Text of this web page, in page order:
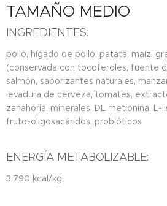
TAMAÑO MEDIO
INGREDIENTES:
pollo, hígado de pollo, patata, maíz,
(conservada con tocoferoles, fuente
salmón, saborizantes naturales,
levadura de cerveza, tomates,
zanahoria, minerales, DL metionina, L-
fruto-oligosacáridos, probióticos
ENERGÍA METABOLIZABLE:
3,790 kcal/kg